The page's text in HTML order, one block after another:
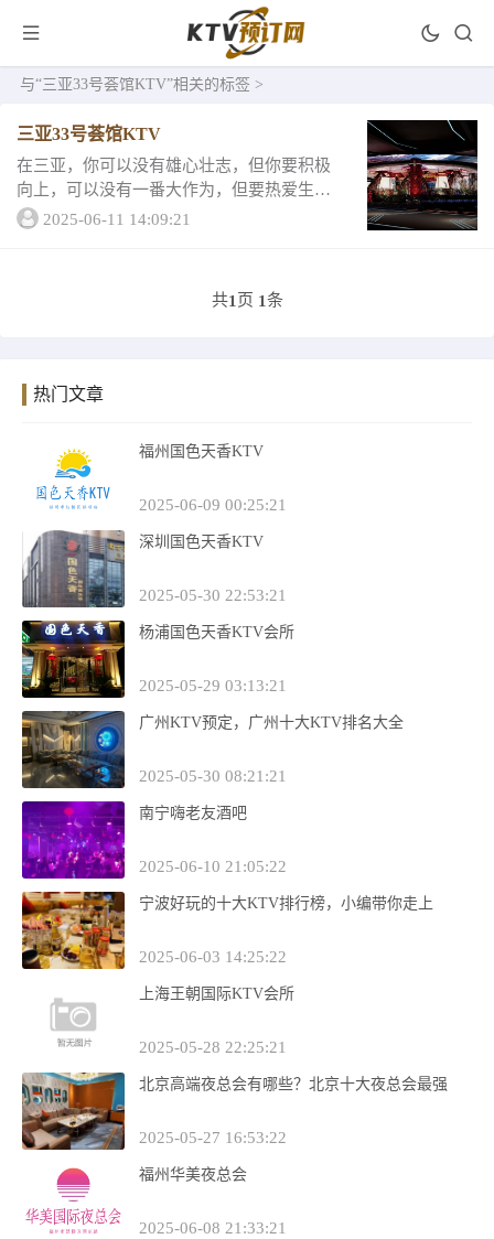
与“三亚33号荟馆KTV”相关的标签 >
三亚33号荟馆KTV
在三亚，你可以没有雄心壮志，但你要积极
向上，可以没有一番大作为，但要热爱生
活，在这里，许许多多的年轻人都充满热
2025-06-11 14:09:21
共1 页 1条
热门文章
福州国色天香KTV
2025-06-09 00:25:21
深圳国色天香KTV
2025-05-30 22:53:21
杨浦国色天香KTV会所
2025-05-29 03:13:21
广州KTV预定，广州十大KTV排名大全
2025-05-30 08:21:21
南宁嗨老友酒吧
2025-06-10 21:05:22
宁波好玩的十大KTV排行榜，小编带你走上
2025-06-03 14:25:22
上海王朝国际KTV会所
2025-05-28 22:25:21
北京高端夜总会有哪些？北京十大夜总会最强
2025-05-27 16:53:22
福州华美夜总会
2025-06-08 21:33:21